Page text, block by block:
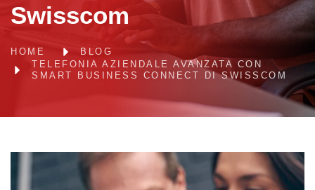
Swisscom
HOME
BLOG
TELEFONIA AZIENDALE AVANZATA CON
SMART BUSINESS CONNECT DI SWISSCOM